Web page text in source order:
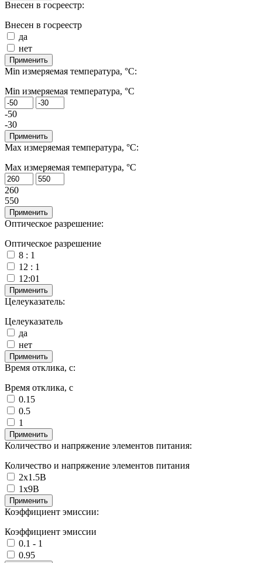
Внесен в госреестр:
Внесен в госреестр
да
нет
Применить
Min измеряемая температура, °С:
Min измеряемая температура, °С
-50
-30
Применить
Max измеряемая температура, °С:
Max измеряемая температура, °С
260
550
Применить
Оптическое разрешение:
Оптическое разрешение
8 : 1
12 : 1
12:01
Применить
Целеуказатель:
Целеуказатель
да
нет
Применить
Время отклика, с:
Время отклика, с
0.15
0.5
1
Применить
Количество и напряжение элементов питания:
Количество и напряжение элементов питания
2х1.5В
1х9В
Применить
Коэффициент эмиссии:
Коэффициент эмиссии
0.1 - 1
0.95